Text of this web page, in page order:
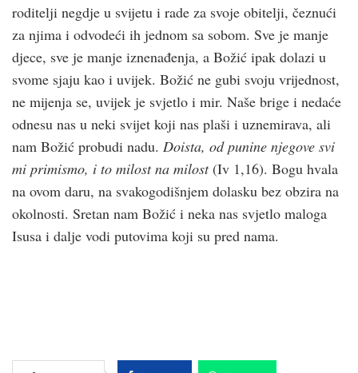
roditelji negdje u svijetu i rade za svoje obitelji, čeznući
za njima i odvodeći ih jednom sa sobom. Sve je manje
djece, sve je manje iznenađenja, a Božić ipak dolazi u
svome sjaju kao i uvijek. Božić ne gubi svoju vrijednost,
ne mijenja se, uvijek je svjetlo i mir. Naše brige i nedaće
odnesu nas u neki svijet koji nas plaši i uznemirava, ali
nam Božić probudi nadu. Doista, od punine njegove svi
mi primismo, i to milost na milost(Iv 1,16). Bogu hvala
na ovom daru, na svakogodišnjem dolasku bez obzira na
okolnosti. Sretan nam Božić i neka nas svjetlo maloga
Isusa i dalje vodi putovima koji su pred nama.